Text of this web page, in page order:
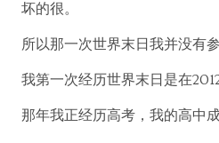
坏的很。
所以那一次世界末日我并没有参
我第一次经历世界末日是在2012
那年我正经历高考，我的高中